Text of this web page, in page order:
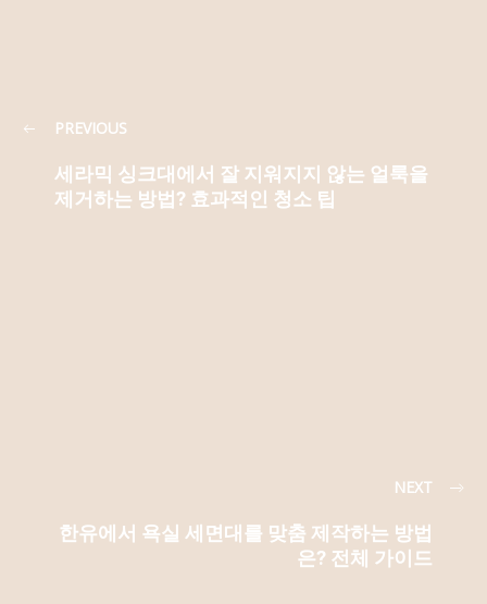
PREVIOUS
세라믹 싱크대에서 잘 지워지지 않는 얼룩을
제거하는 방법? 효과적인 청소 팁
NEXT
한유에서 욕실 세면대를 맞춤 제작하는 방법
은? 전체 가이드